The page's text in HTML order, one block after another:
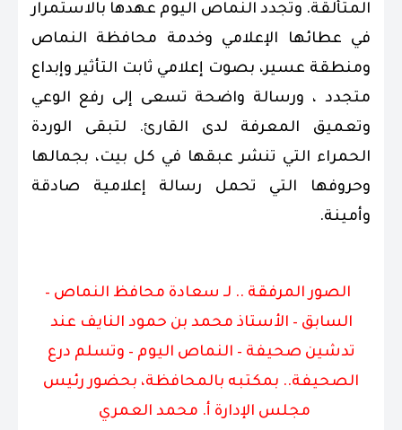
المتألقة. وتجدد النماص اليوم عهدها بالاستمرار
في عطائها الإعلامي وخدمة محافظة النماص
ومنطقة عسير، بصوت إعلامي ثابت التأثير وإبداع
متجدد ، ورسالة واضحة تسعى إلى رفع الوعي
وتعميق المعرفة لدى القارئ. لتبقى الوردة
الحمراء التي تنشر عبقها في كل بيت، بجمالها
وحروفها التي تحمل رسالة إعلامية صادقة
وأمينة.
الصور المرفقة .. لـ سعادة محافظ النماص –
السابق – الأستاذ محمد بن حمود النايف عند
تدشين صحيفة – النماص اليوم – وتسلم درع
الصحيفة.. بمكتبه بالمحافظة، بحضور رئيس
مجلس الإدارة أ. محمد العمري